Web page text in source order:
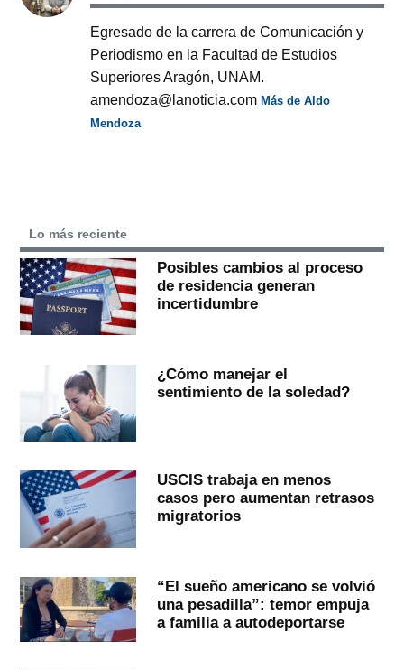
Egresado de la carrera de Comunicación y
Periodismo en la Facultad de Estudios
Superiores Aragón, UNAM.
amendoza@lanoticia.comMás de Aldo
Mendoza
Lo más reciente
Posibles cambios al proceso
de residencia generan
incertidumbre
¿Cómo manejar el
sentimiento de la soledad?
USCIS trabaja en menos
casos pero aumentan retrasos
migratorios
“El sueño americano se volvió
una pesadilla”: temor empuja
a familia a autodeportarse